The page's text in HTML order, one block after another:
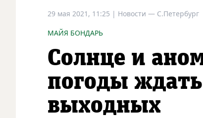
29 мая 2021, 11:25 | Новости — С.Петербург
МАЙЯ БОНДАРЬ
Солнце и
погоды
выходных